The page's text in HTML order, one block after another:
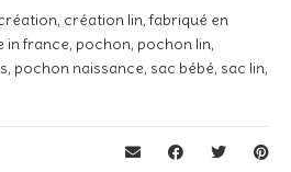
avec*
*
, création lin, fabriqué en
in france, pochon, pochon lin,
, pochon naissance, sac bébé, sac lin,